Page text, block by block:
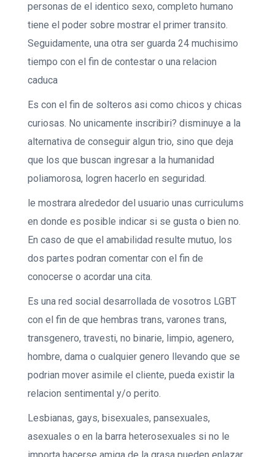
personas de el identico sexo, completo humano
tiene el poder sobre mostrar el primer transito.
Seguidamente, una otra ser guarda 24 muchisimo
tiempo con el fin de contestar o una relacion
caduca
Es con el fin de solteros asi­ como chicos y chicas
curiosas. No unicamente inscribiri? disminuye a la
alternativa de conseguir algun trio, sino que deja
que los que buscan ingresar a la humanidad
poliamorosa, logren hacerlo en seguridad.
le mostrara alrededor del usuario unas curriculums
en donde es posible indicar si se gusta o bien no.
En caso de que el amabilidad resulte mutuo, los
dos partes podran comentar con el fin de
conocerse o acordar una cita.
Es una red social desarrollada de vosotros LGBT
con el fin de que hembras trans, varones trans,
transgenero, travesti, no binarie, limpio, agenero,
hombre, dama o cualquier genero llevando que se
podri­an mover asimile el cliente, pueda existir la
relacion sentimental y/o perito.
Lesbianas, gays, bisexuales, pansexuales,
asexuales o en la barra heterosexuales si no le